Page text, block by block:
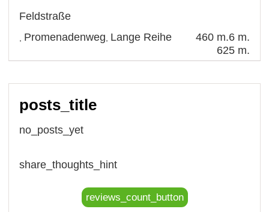
Feldstraße
6 m.
Promenadenweg 460 m.
Lange Reihe
625 m.
posts_title
no_posts_yet
share_thoughts_hint
reviews_count_button